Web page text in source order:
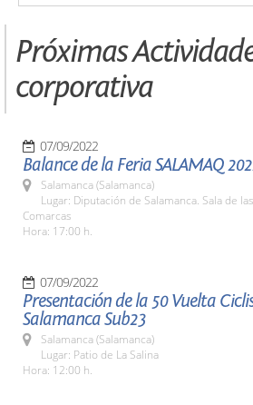
Próximas
corporativa
07/09/2022
Balance de la Feria SALAMAQ
Salamanca (Salamanca)
Lugar: Diputación de Salamanca. Sala de las
Comarcas
Hora: 17:00 h.
07/09/2022
Presentación de la 50 Vuelta
Salamanca Sub23
Salamanca (Salamanca)
Lugar: Patio de La Salina
Hora: 12:00 h.